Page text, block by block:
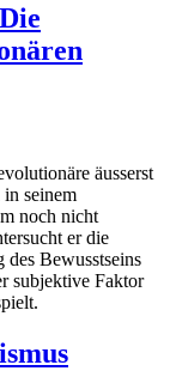
äusserst
in seinem
noch nicht
er die
Bewusstseins
subjektive Faktor